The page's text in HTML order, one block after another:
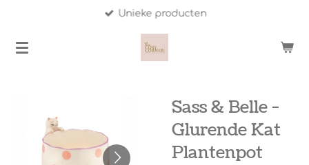
naar
Unieke producten
Sass & Belle -
Glurende Kat
Plantenpot